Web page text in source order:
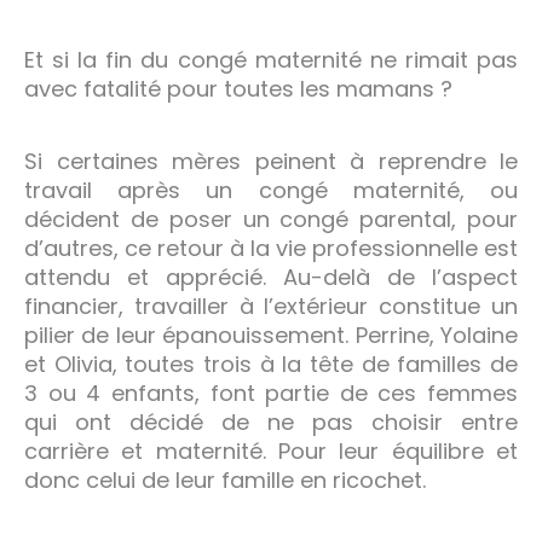
Et si la fin du congé maternité ne rimait pas
avec fatalité pour toutes les mamans ?
Si certaines mères peinent à reprendre le
travail après un congé maternité, ou
décident de poser un congé parental, pour
d’autres, ce retour à la vie professionnelle est
attendu et apprécié. Au-delà de l’aspect
financier, travailler à l’extérieur constitue un
pilier de leur épanouissement. Perrine, Yolaine
et Olivia, toutes trois à la tête de familles de
3 ou 4 enfants, font partie de ces femmes
qui ont décidé de ne pas choisir entre
carrière et maternité. Pour leur équilibre et
donc celui de leur famille en ricochet.